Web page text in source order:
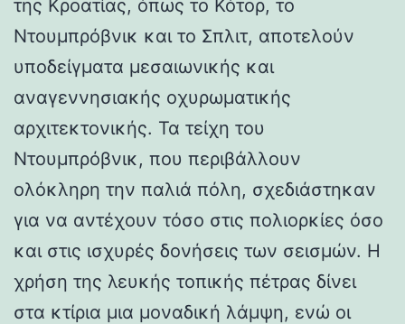
της Κροατίας, όπως το Κότορ, το
Ντουμπρόβνικ και το Σπλιτ, αποτελούν
υποδείγματα μεσαιωνικής και
αναγεννησιακής οχυρωματικής
αρχιτεκτονικής. Τα τείχη του
Ντουμπρόβνικ, που περιβάλλουν
ολόκληρη την παλιά πόλη, σχεδιάστηκαν
για να αντέχουν τόσο στις πολιορκίες όσο
και στις ισχυρές δονήσεις των σεισμών. Η
χρήση της λευκής τοπικής πέτρας δίνει
στα κτίρια μια μοναδική λάμψη, ενώ οι